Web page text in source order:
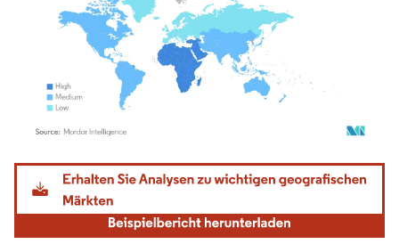
Bild © Mordor Intelligence. Wiederverwendung erfordert Namensnennung gemäß